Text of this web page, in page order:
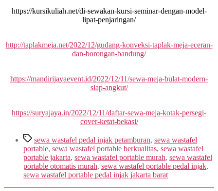
https://kursikuliah.net/di-sewakan-kursi-seminar-dengan-model-
lipat-penjaringan/
http://taplakmeja.net/2022/12/gudang-konveksi-taplak-meja-eceran-
dan-borongan-bandung/
https://mandirijayaevent.id/2022/12/11/sewa-meja-bulat-modern-
siap-angkut/
https://suryajaya.in/2022/12/11/daftar-sewa-meja-kotak-persegi-
cover-ketat-bekasi/
Tagssewa wastafel pedal injak petamburan, sewa wastafel
portable, sewa wastafel portable berkualitas, sewa wastafel
portable jakarta, sewa wastafel portable murah, sewa wastafel
portable otomatis murah, sewa wastafel portable pedal injak,
sewa wastafel portable pedal injak jakarta barat